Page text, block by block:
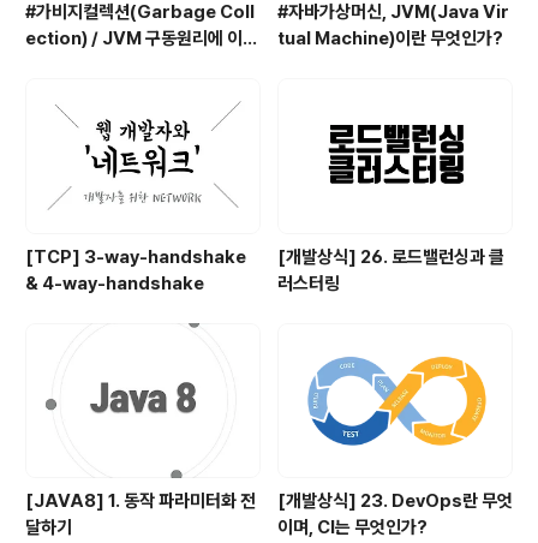
#가비지컬렉션(Garbage Coll
ection) / JVM 구동원리에 이어
#자바가상머신, JVM(Java Vir
tual Machine)이란 무엇인가?
[TCP] 3-way-handshake
& 4-way-handshake
[개발상식] 26. 로드밸런싱과 클
러스터링
[JAVA8] 1. 동작 파라미터화 전
달하기
[개발상식] 23. DevOps란 무엇
이며, CI는 무엇인가?